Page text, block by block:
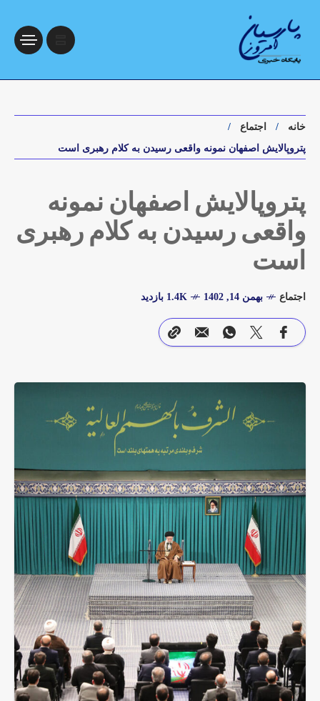
خانه
اجتماع
پتروپالایش اصفهان نمونه واقعی رسیدن به کلام رهبری است
پتروپالایش اصفهان نمونه
واقعی رسیدن به کلام رهبری
است
اجتماع بهمن 14, 1402 1.4K بازدید